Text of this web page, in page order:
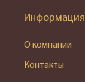
Информация
О компании
Контакты